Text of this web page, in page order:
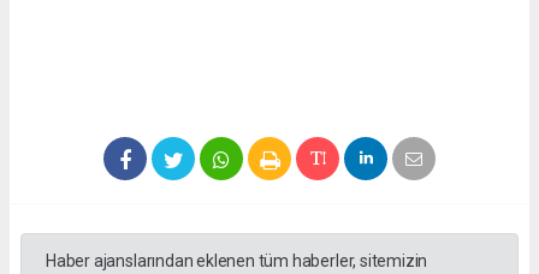
Haber ajanslarından eklenen tüm haberler, sitemizin